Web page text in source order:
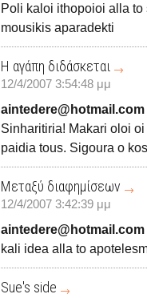
Poli kaloi ithopoioi alla
mousikis aparadekti
Η αγάπη διδάσκεται
12/4/2007 3:54:48 μμ
aintedere@hotmail.com
Sinharitiria! Makari oloi
paidia tous. Sigoura o
Μεταξύ διαφημίσεων
12/4/2007 3:42:39 μμ
aintedere@hotmail.com
kali idea alla to
Sue's side